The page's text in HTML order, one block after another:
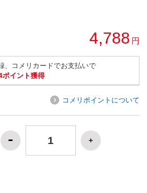
4,788 円
、コメリカードでお支払いで
ポイント獲得
コメリポイントについて